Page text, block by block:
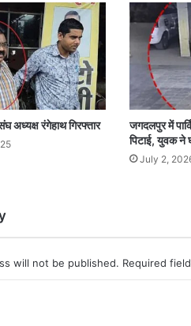
अध्यक्ष रंगेहाथ गिरफ्तार
जगदलपुर में
पिटाई, युवक ने
July 2,
will not be published. Required